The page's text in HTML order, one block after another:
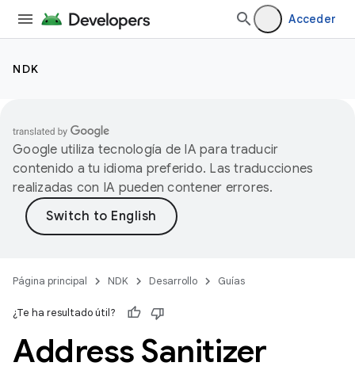
Acceder
NDK
Google utiliza tecnología de IA para traducir
contenido a tu idioma preferido. Las traducciones
realizadas con IA pueden contener errores.
Página principal NDK Desarrollo Guías
¿Te ha resultado útil?
Address Sanitizer